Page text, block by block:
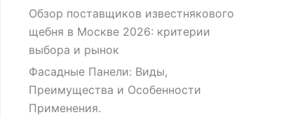
Обзор поставщиков известнякового
щебня в Москве 2026: критерии
выбора и рынок
Фасадные Панели: Виды,
Преимущества и Особенности
Применения.